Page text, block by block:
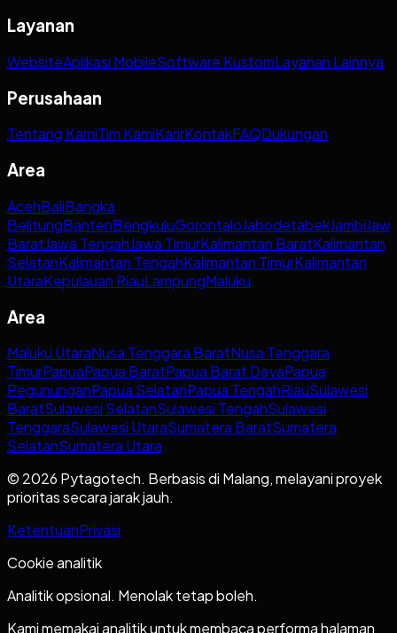
Layanan
WebsiteAplikasi MobileSoftware KustomLayanan Lainnya
Perusahaan
Tentang KamiTim KamiKarirKontakFAQDukungan
Area
AcehBaliBangka
BelitungBantenBengkuluGorontaloJabodetabekJambi
BaratJawa TengahJawa TimurKalimantan BaratKalimantan
SelatanKalimantan TengahKalimantan TimurKalimantan
UtaraKepulauan RiauLampungMaluku
Area
Maluku UtaraNusa Tenggara BaratNusa Tenggara
TimurPapuaPapua BaratPapua Barat DayaPapua
PegununganPapua SelatanPapua TengahRiauSulawesi
BaratSulawesi SelatanSulawesi TengahSulawesi
TenggaraSulawesi UtaraSumatera BaratSumatera
SelatanSumatera Utara
© 2026 Pytagotech. Berbasis di Malang, melayani proyek
prioritas secara jarak jauh.
KetentuanPrivasi
Cookie analitik
Analitik opsional. Menolak tetap boleh.
Kami memakai analitik untuk membaca performa halaman